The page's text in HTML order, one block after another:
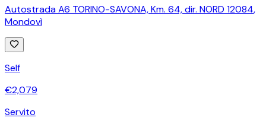
Autostrada A6 TORINO-SAVONA, Km. 64, dir. NORD 12084,
Mondovì
Self
€2,079
Servito